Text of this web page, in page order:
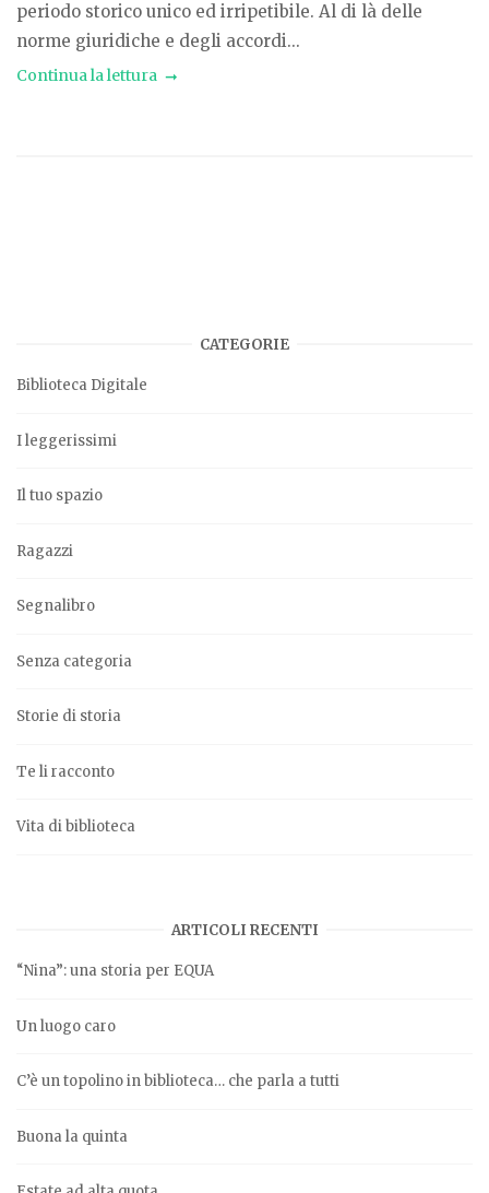
periodo storico unico ed irripetibile. Al di là delle
norme giuridiche e degli accordi...
Continua la lettura
CATEGORIE
Biblioteca Digitale
I leggerissimi
Il tuo spazio
Ragazzi
Segnalibro
Senza categoria
Storie di storia
Te li racconto
Vita di biblioteca
ARTICOLI RECENTI
“Nina”: una storia per EQUA
Un luogo caro
C’è un topolino in biblioteca… che parla a tutti
Buona la quinta